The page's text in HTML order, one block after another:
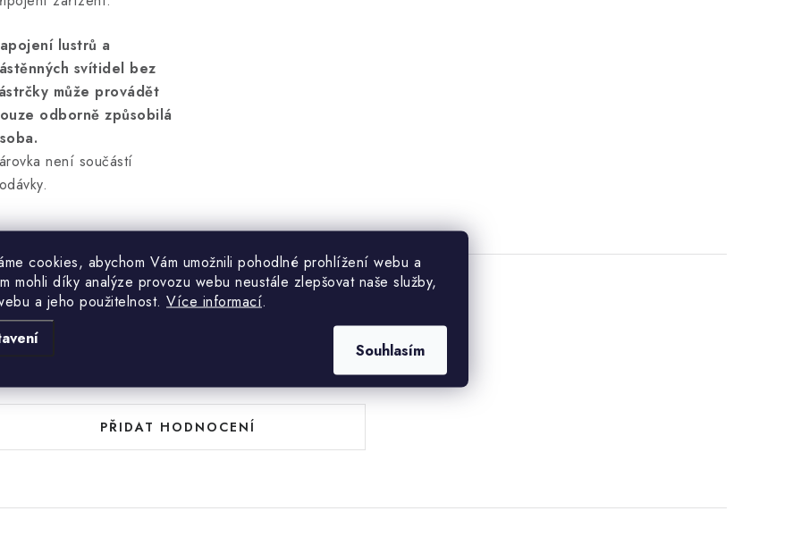
cookies, abychom Vám umožnili pohodlné prohlížení webu a
mohli díky analýze provozu webu neustále zlepšovat naše služby,
a jeho použitelnost. Více informací.
Souhlasím
lustrů a
svítidel bez
může provádět
odborně způsobilá
není součástí
produktu (0)
PŘIDAT HODNOCENÍ